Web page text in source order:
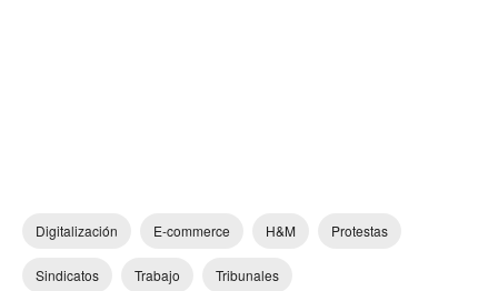
Digitalización E-commerce H&M Protestas
Sindicatos Trabajo Tribunales